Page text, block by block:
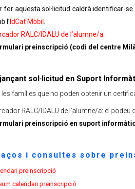
fer aquesta sol·licitud caldrà identificar-
l’ IdCat Mòbil
RALC/IDALU de l’alumne/a.
preinscripció (codi del centre
sol·licitud en Suport
les famílies que no poden obtenir un
RALC/IDALU de l’alumne/a: el
preinscripció en suport
i consultes sobre
preinscripció
calendari preinscripció